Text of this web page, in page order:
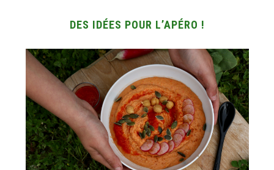
DES IDÉES POUR L’APÉRO !